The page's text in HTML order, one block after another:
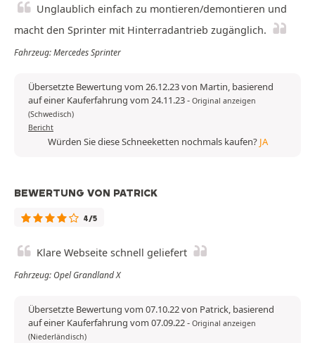
Unglaublich einfach zu montieren/demontieren und
macht den Sprinter mit Hinterradantrieb zugänglich.
Fahrzeug: Mercedes Sprinter
Übersetzte Bewertung vom 26.12.23 von Martin, basierend
auf einer Kauferfahrung vom 24.11.23- Original anzeigen
(Schwedisch)
Bericht
Würden Sie diese Schneeketten nochmals kaufen? JA
BEWERTUNG VON PATRICK
4/5
Klare Webseite schnell geliefert
Fahrzeug: Opel Grandland X
Übersetzte Bewertung vom 07.10.22 von Patrick, basierend
auf einer Kauferfahrung vom 07.09.22- Original anzeigen
(Niederländisch)